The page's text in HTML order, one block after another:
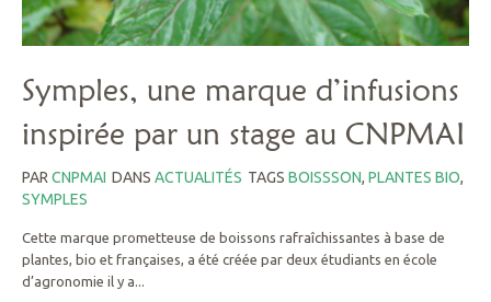
Symples, une marque d’infusions
inspirée par un stage au CNPMAI
PARCNPMAI DANS ACTUALITÉS TAGS BOISSSON, PLANTES BIO,
SYMPLES
Cette marque prometteuse de boissons rafraîchissantes à base de
plantes, bio et françaises, a été créée par deux étudiants en école
d’agronomie il y a...